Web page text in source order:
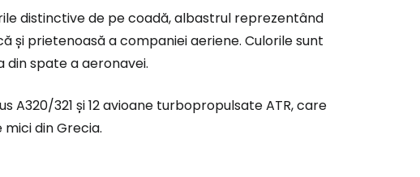
distinctive de pe coadă, albastrul reprezentând
și prietenoasă a companiei aeriene. Culorile sunt
din spate a aeronavei.
A320/321 și 12 avioane turbopropulsate ATR, care
din Grecia.
vă la Cestee